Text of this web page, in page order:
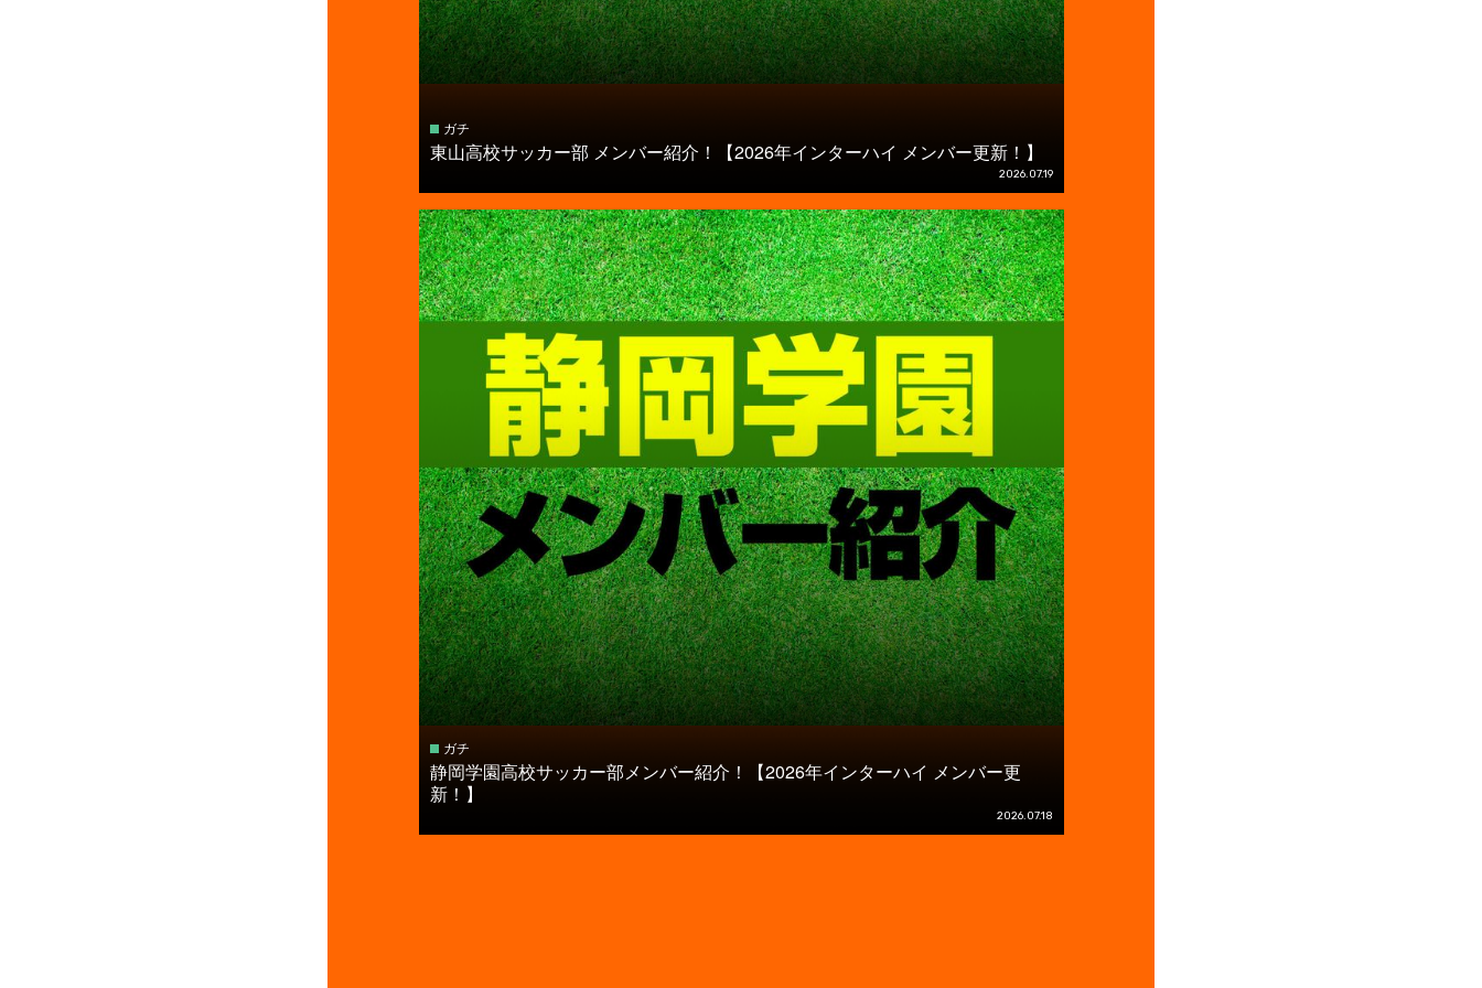
ガチ
東山高校サッカー部 メンバー紹介！【2026年インターハイ メンバー更新！】
2026.07.19
ガチ
静岡学園高校サッカー部メンバー紹介！【2026年インターハイ メンバー更
新！】
2026.07.18